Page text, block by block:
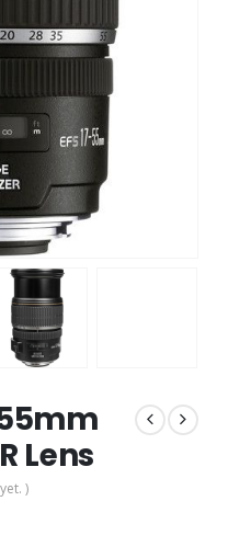
Lens
)